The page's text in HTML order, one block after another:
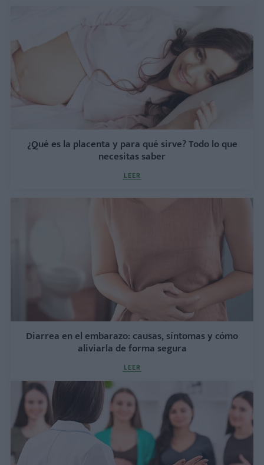
¿Qué es la placenta y para qué sirve? Todo lo que
necesitas saber
LEER
Diarrea en el embarazo: causas, síntomas y cómo
aliviarla de forma segura
LEER